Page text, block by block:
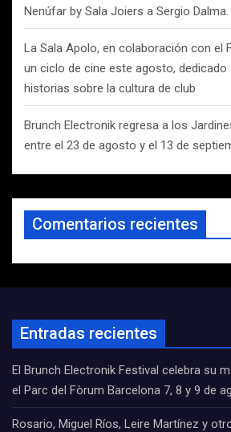
Nenúfar by Sala Joiers a Sergio Dalma.
La Sala Apolo, en colaboración con el
un ciclo de cine este agosto, dedicado
historias sobre la cultura de club
Brunch Electronik regresa a los
entre el 23 de agosto y el 13 de
Comentarios recientes
Entradas recientes
El Brunch Electronik Festival celebra su
el Parc del Fòrum Barcelona 7, 8 y 9 de
Rosario, Miguel Ríos, Leire Martínez y